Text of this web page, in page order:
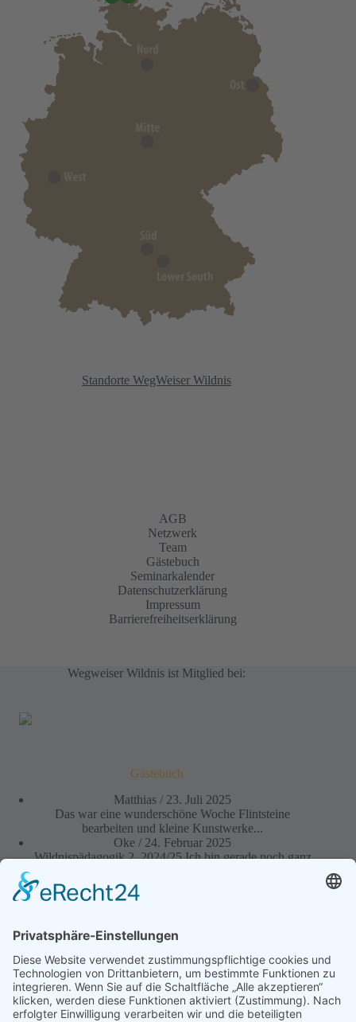
Standorte WegWeiser Wildnis
AGB
Netzwerk
Team
Gästebuch
Seminarkalender
Datenschutzerklärung
Impressum
Barrierefreiheitserklärung
Wegweiser Wildnis ist Mitglied bei:
Gästebuch
Matthias / 23. Juli 2025
Das war eine wunderschöne Woche Flintsteine
bearbeiten und kleine Kunstwerke...
Oke / 24. Februar 2025
Wildnispädagogik 2, 2024/25 Ich bin gerade noch ganz
Ben/
Die Zeit der wildnispädagogischen Ausbildung
Martin Gebhardt
Fakt ist: Das Jahr war für mich eine wundervolle
Reise...
Anne N./4. August 2024
Ich habe mich auf die Module gefreut und auch im...